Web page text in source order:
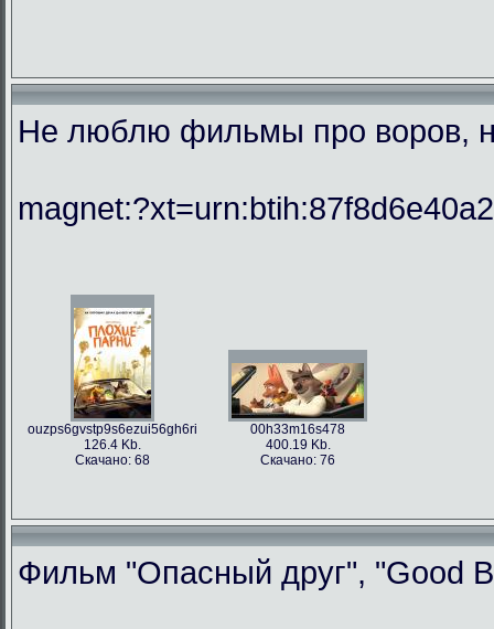
Не люблю фильмы про воров,
ouzps6gvstp9s6ezui56gh6ri
126.4 Kb.
Скачано: 68
00h33m16s478
400.19 Kb.
Скачано: 76
Фильм "Опасный друг", "Good